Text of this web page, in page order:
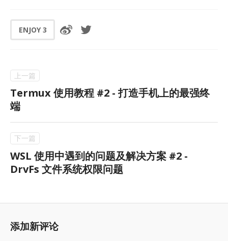
ENJOY3
Termux 使用教程 #2 - 打造手机上的最强终
端
WSL 使用中遇到的问题及解决方案 #2 -
DrvFs 文件系统权限问题
添加新评论